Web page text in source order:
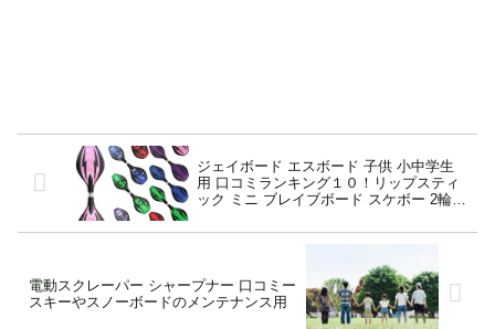
ジェイボード エスボード 子供 小中学生
用 口コミランキング１０！リップスティ
ック ミニ ブレイブボード スケボー 2輪
電動スクレーパー シャープナー 口コミー
スキーやスノーボードのメンテナンス用